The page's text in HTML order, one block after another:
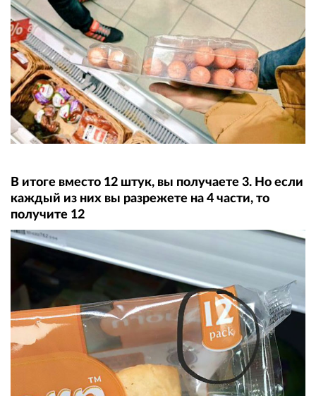
В итоге вместо 12 штук, вы получаете 3. Но если
каждый из них вы разрежете на 4 части, то
получите 12